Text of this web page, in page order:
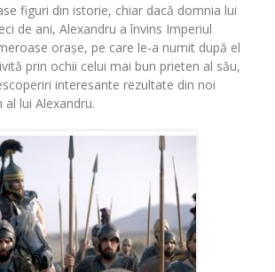
figuri din istorie, chiar dacă domnia lui
de ani, Alexandru a învins Imperiul
orașe, pe care le-a numit după el
prin ochii celui mai bun prieten al său,
interesante rezultate din noi
lui Alexandru.